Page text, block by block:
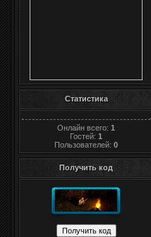
Статистика
Онлайн всего: 1
Гостей: 1
Пользователей: 0
Получить код